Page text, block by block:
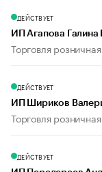
ДЕЙСТВУЕТ
ИП Агапова Галина
Торговля
ДЕЙСТВУЕТ
ИП Шириков
Торговля
ДЕЙСТВУЕТ